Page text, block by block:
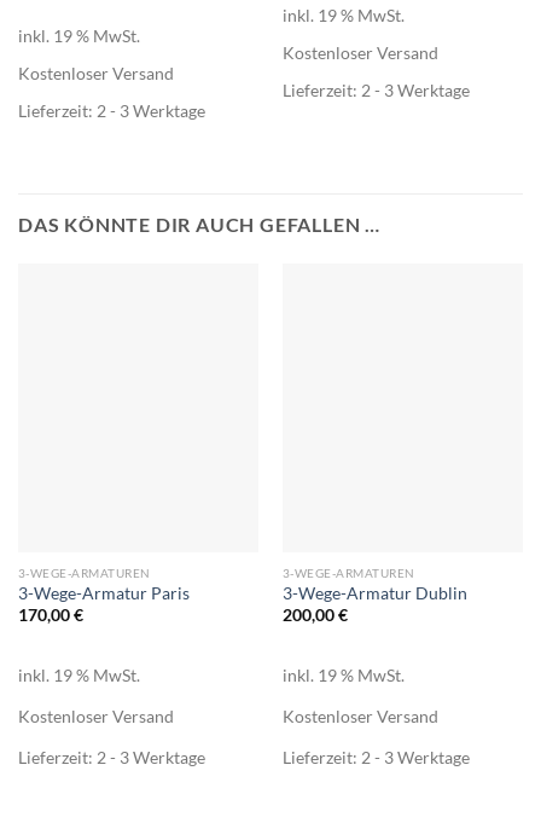
inkl. 19 % MwSt.
Kostenloser Versand
Lieferzeit: 2 - 3 Werktage
inkl. 19 % MwSt.
Kostenloser Versand
Lieferzeit: 2 - 3 Werktage
DAS KÖNNTE DIR AUCH GEFALLEN …
3-WEGE-ARMATUREN
3-Wege-Armatur Paris
170,00€
inkl. 19 % MwSt.
Kostenloser Versand
Lieferzeit: 2 - 3 Werktage
3-WEGE-ARMATUREN
3-Wege-Armatur Dublin
200,00€
inkl. 19 % MwSt.
Kostenloser Versand
Lieferzeit: 2 - 3 Werktage